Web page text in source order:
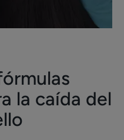
la caída del